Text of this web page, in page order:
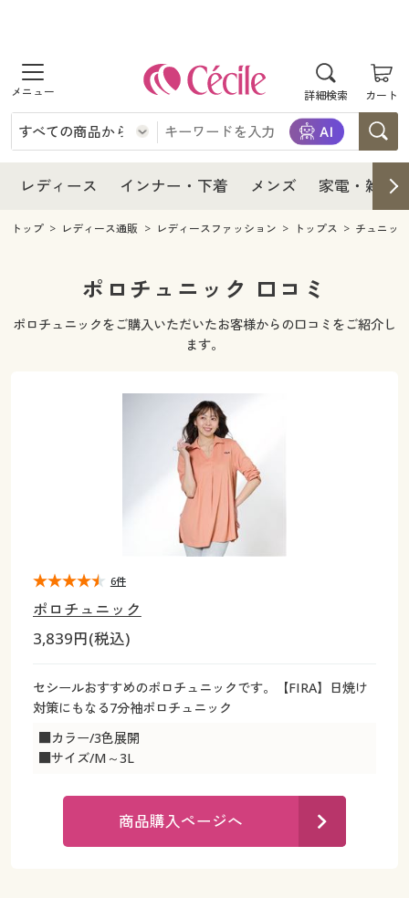
詳細検索 カート
商品を探す
レディース
レディースファッション
インナー・下着
インナー・下着通販すべて
メンズ下着
メンズ
メンズ通販すべて
メンズファッション
家電・雑貨
家電・雑貨すべて
寝具・インテリア・家具
カーテン・ラグ・ファブリック
美容・健康・サプリメント
ジュニア・ティーンズ下着
大きいサイズ レディース服
大きいサイズ レディース下着
大きいサイズ メンズ
大きいサイズ 事務・制服
バーゲンセール
シークレットセール
詳細検索
商品カテゴリ一覧
カタログ・チラシからのご注文
デジタルカタログ
カタログ無料プレゼント
レディース インナー・下着 メンズ 家電・雑貨
レディース
レディース通販すべて
レディースファッション
インナー・下着
インナー・下着通販すべて
ジュニア・ティーンズ下着
メンズ
メンズ下着
家電
寝具・インテリア・家具通販すべて
カーテン・ラグ・ファブリック
美容・健康
ジュニア・ティーンズ下着
大きいサイズ レディース服
大きいサイズ レディース下着
シークレットセール
商品カテゴリ一覧
カタログ
デジタルカタログ
カタログ無料プレゼント
会員メニュー
マイページ
トップ レディース通販 レディースファッション トップス チュニッ
ポロチュニック 口コミ
ポロチュニックをご購入いただいたお客様からの口コミをご紹介し
ます。
ポロチュニック
3,839円(税込)
セシールおすすめのポロチュニックです。【FIRA】日焼け
対策にもなる7分袖ポロチュニック
■カラー/3色展開
■サイズ/M～3L
6件
商品購入ページへ